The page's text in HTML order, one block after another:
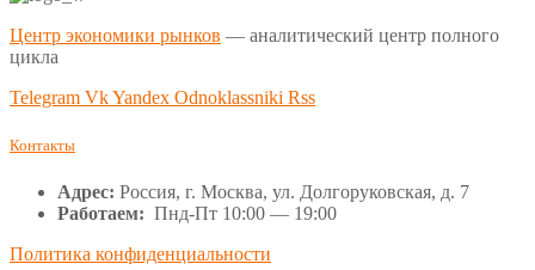
Центр экономики рынков — аналитический центр полного
цикла
Telegram VkYandex Odnoklassniki Rss
Контакты
Адрес: Россия, г. Москва, ул. Долгоруковская, д. 7
Работаем: Пнд-Пт 10:00 — 19:00
Политика конфиденциальности